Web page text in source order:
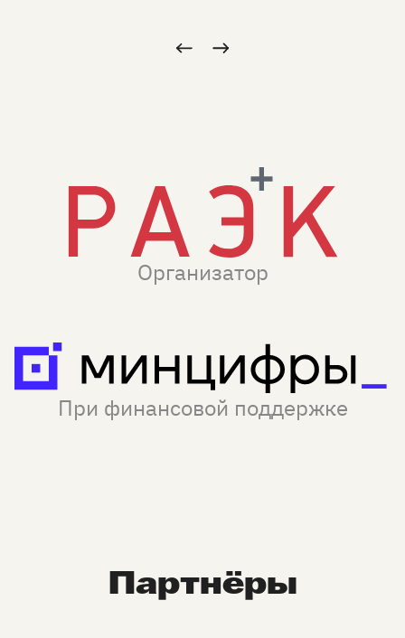
Организатор
При финансовой поддержке
Партнёры